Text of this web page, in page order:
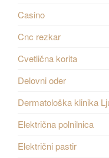
Casino
Cnc rezkar
Cvetlična korita
Delovni oder
Dermatološka klinika
Električna polnilnica
Električni pastir